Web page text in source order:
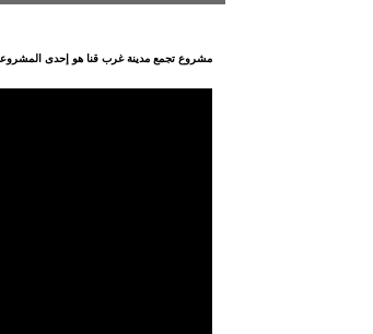
مشروع تجمع مدينة غرب قنا هو إحدى